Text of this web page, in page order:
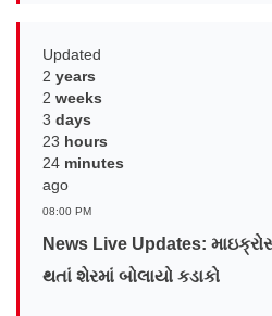
Updated
2 years
2 weeks
3 days
23 hours
24 minutes
ago
08:00 PM
News Live Updates:
થતાં શેરમાં બોલાયો કડાકો